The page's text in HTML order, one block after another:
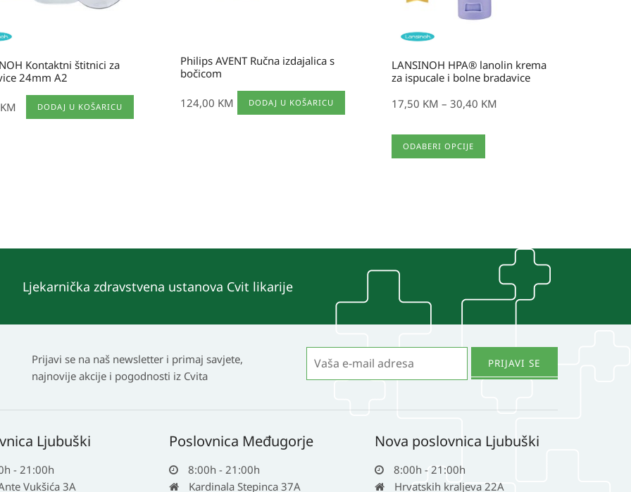
Kontaktni štitnici za
24mm A2
KM DODAJ U KOŠARICU
Philips AVENT Ručna izdajalica s
bočicom
124,00 KM DODAJ U KOŠARICU
LANSINOH HPA® lanolin krema
za ispucale i bolne bradavice
17,50 KM – 30,40 KM
ODABERI OPCIJE
Ovaj
proizvod
se
mogu
stranici
proizvoda
Ljekarnička zdravstvena ustanova Cvit likarije
Prijavi se na naš newsletter i primaj savjete,
najnovije akcije i pogodnosti iz Cvita
Ljubuški
- 21:00h
Vukšića 3A
Poslovnica Međugorje
8:00h - 21:00h
Kardinala Stepinca 37A
Nova poslovnica Ljubuški
8:00h - 21:00h
Hrvatskih kraljeva 22A